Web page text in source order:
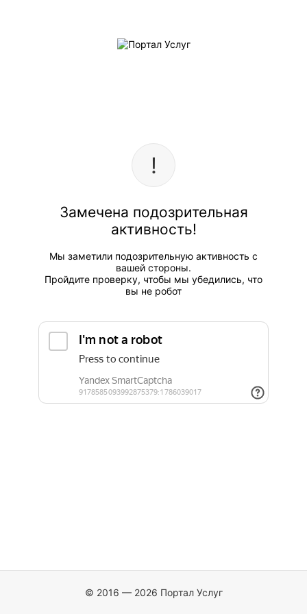
Замечена подозрительная
активность!
Мы заметили подозрительную активность с
вашей стороны.
Пройдите проверку, чтобы мы убедились, что
вы не робот
© 2016 — 2026 Портал Услуг